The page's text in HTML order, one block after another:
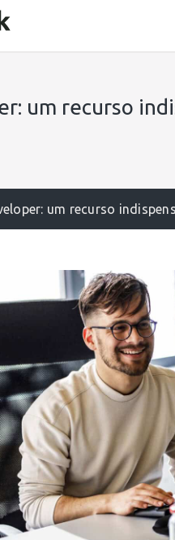
um recurso
um recurso